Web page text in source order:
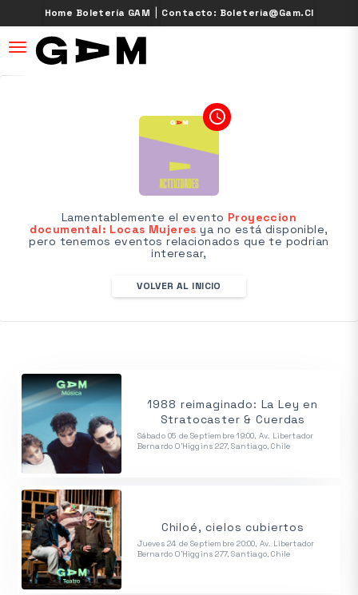
Home Boletería GAM | Contacto: Boleteria@gam.cl
desplegar navegación
access_time
Lamentablemente el evento Proyeccion
documental: Locas Mujeres ya no está disponible,
pero tenemos eventos relacionados que te podrian
interesar,
VOLVER AL INICIO
1988 reimaginado: La Ley en
Stratocaster & Cuerdas
Sábado 05 de Septiembre 19:00, Av. Libertador
Bernardo O'Higgins 227, Santiago, Chile
Chiloé, cielos cubiertos
Jueves 24 de Septiembre 20:00, Av. Libertador
Bernardo O'Higgins 277, Santiago, Chile